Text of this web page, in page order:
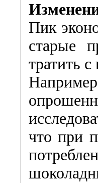
Пик
старые
тратить
что при